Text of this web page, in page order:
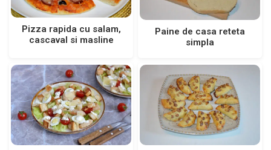
Pizza rapida cu salam,
cascaval si masline
Paine de casa reteta
simpla